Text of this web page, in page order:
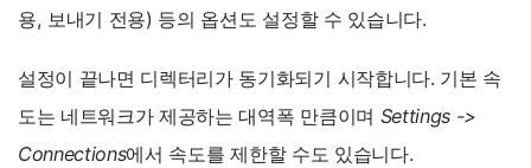
용, 보내기 전용) 등의 옵션도 설정할 수 있습니다.
설정이 끝나면 디렉터리가 동기화되기 시작합니다. 기본 속
도는 네트워크가 제공하는 대역폭 만큼이며 Settings ->
Connections에서 속도를 제한할 수도 있습니다.